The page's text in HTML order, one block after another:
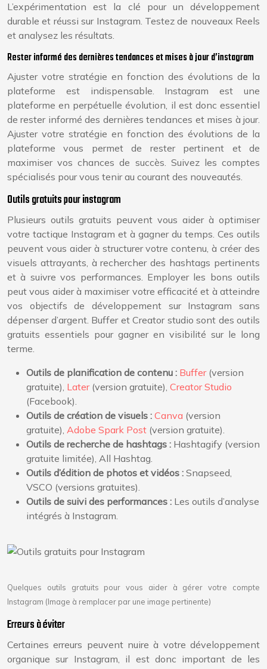
L’expérimentation est la clé pour un développement
durable et réussi sur Instagram. Testez de nouveaux Reels
et analysez les résultats.
Rester informé des dernières tendances et mises à jour d’instagram
Ajuster votre stratégie en fonction des évolutions de la
plateforme est indispensable. Instagram est une
plateforme en perpétuelle évolution, il est donc essentiel
de rester informé des dernières tendances et mises à jour.
Ajuster votre stratégie en fonction des évolutions de la
plateforme vous permet de rester pertinent et de
maximiser vos chances de succès. Suivez les comptes
spécialisés pour vous tenir au courant des nouveautés.
Outils gratuits pour instagram
Plusieurs outils gratuits peuvent vous aider à optimiser
votre tactique Instagram et à gagner du temps. Ces outils
peuvent vous aider à structurer votre contenu, à créer des
visuels attrayants, à rechercher des hashtags pertinents
et à suivre vos performances. Employer les bons outils
peut vous aider à maximiser votre efficacité et à atteindre
vos objectifs de développement sur Instagram sans
dépenser d’argent. Buffer et Creator studio sont des outils
gratuits essentiels pour gagner en visibilité sur le long
terme.
Outils de planification de contenu : Buffer (version
gratuite), Later (version gratuite), Creator Studio
(Facebook).
Outils de création de visuels : Canva (version
gratuite), Adobe Spark Post (version gratuite).
Outils de recherche de hashtags : Hashtagify (version
gratuite limitée), All Hashtag.
Outils d’édition de photos et vidéos : Snapseed,
VSCO (versions gratuites).
Outils de suivi des performances : Les outils d’analyse
intégrés à Instagram.
Quelques outils gratuits pour vous aider à gérer votre compte
Instagram (Image à remplacer par une image pertinente)
Erreurs à éviter
Certaines erreurs peuvent nuire à votre développement
organique sur Instagram, il est donc important de les